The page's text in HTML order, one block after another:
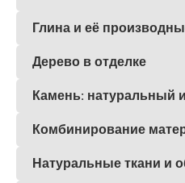
Глина и её
Дерево в отделке
Камень: натуральный
Комбинирование
Натуральные ткани и